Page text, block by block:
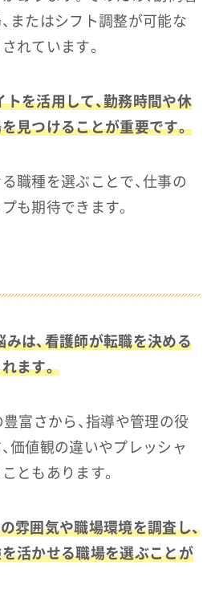
またはシフト調整が可能な
れています。
を活用して、勤務時間や休
見つけることが重要です。
職種を選ぶことで、仕事の
も期待できます。
は、看護師が転職を決める
ます。
富さから、指導や管理の役
価値観の違いやプレッシャ
ともあります。
雰囲気や職場環境を調査し、
活かせる職場を選ぶことが